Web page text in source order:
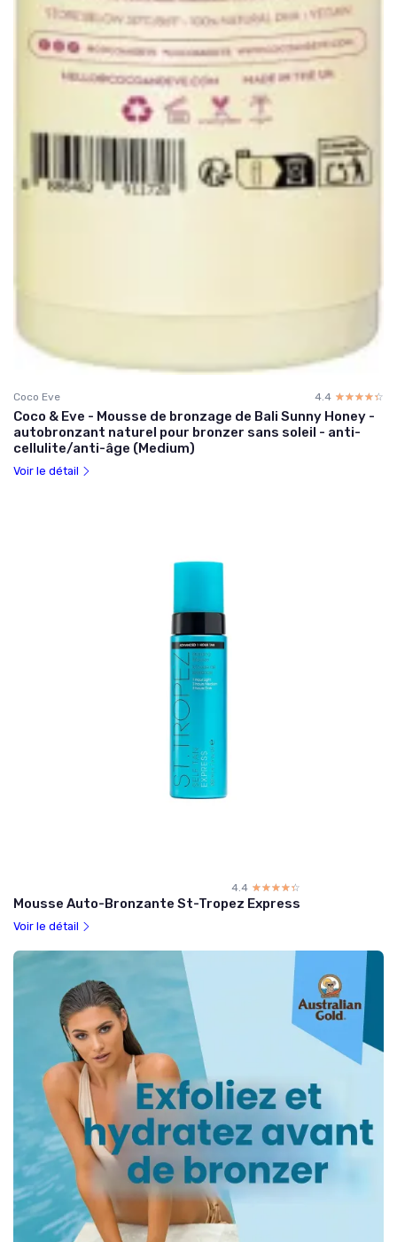
Coco Eve 4.4 ☆☆☆☆☆
★★★★★
Coco & Eve - Mousse de bronzage de Bali Sunny Honey -
autobronzant naturel pour bronzer sans soleil - anti-
cellulite/anti-âge (Medium)
Voir le détail
4.4 ☆☆☆☆☆
★★★★★
Mousse Auto-Bronzante St-Tropez Express
Voir le détail